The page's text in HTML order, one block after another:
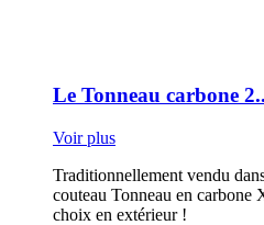
Le Tonneau carbone
Voir plus
Traditionnellement vendu
couteau Tonneau en carbone
choix en extérieur !